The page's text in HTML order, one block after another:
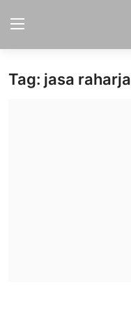
Home
Tag: jasa raharja